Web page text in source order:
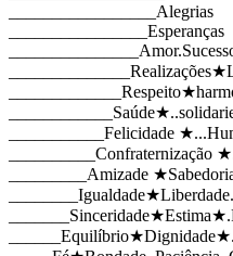
_________________Alegrias
________________Esperanças
___________Felicidade
__________Confraternização
_________Amizade